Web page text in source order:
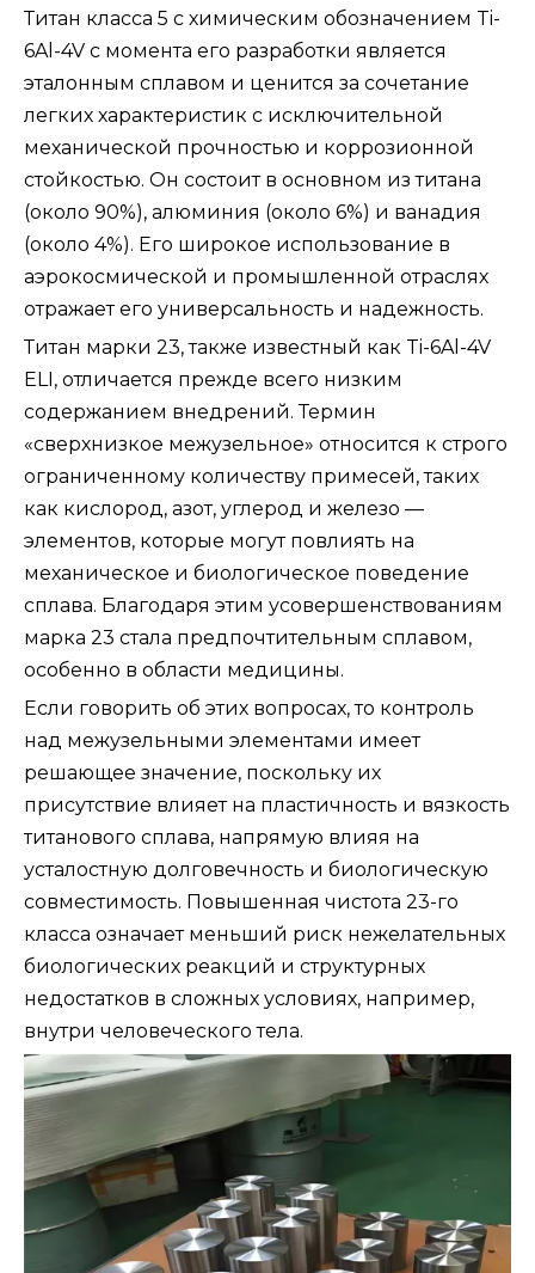
Титан класса 5 с химическим обозначением Ti-
6Al-4V с момента его разработки является
эталонным сплавом и ценится за сочетание
легких характеристик с исключительной
механической прочностью и коррозионной
стойкостью. Он состоит в основном из титана
(около 90%), алюминия (около 6%) и ванадия
(около 4%). Его широкое использование в
аэрокосмической и промышленной отраслях
отражает его универсальность и надежность.
Титан марки 23, также известный как Ti-6Al-4V
ELI, отличается прежде всего низким
содержанием внедрений. Термин
«сверхнизкое межузельное» относится к строго
ограниченному количеству примесей, таких
как кислород, азот, углерод и железо —
элементов, которые могут повлиять на
механическое и биологическое поведение
сплава. Благодаря этим усовершенствованиям
марка 23 стала предпочтительным сплавом,
особенно в области медицины.
Если говорить об этих вопросах, то контроль
над межузельными элементами имеет
решающее значение, поскольку их
присутствие влияет на пластичность и вязкость
титанового сплава, напрямую влияя на
усталостную долговечность и биологическую
совместимость. Повышенная чистота 23-го
класса означает меньший риск нежелательных
биологических реакций и структурных
недостатков в сложных условиях, например,
внутри человеческого тела.